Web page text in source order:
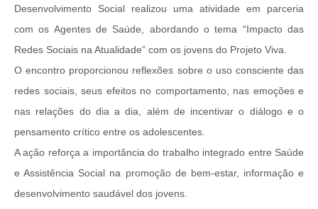
Desenvolvimento Social realizou uma atividade em parceria
com os Agentes de Saúde, abordando o tema “Impacto das
Redes Sociais na Atualidade” com os jovens do Projeto Viva.
O encontro proporcionou reflexões sobre o uso consciente das
redes sociais, seus efeitos no comportamento, nas emoções e
nas relações do dia a dia, além de incentivar o diálogo e o
pensamento crítico entre os adolescentes.
A ação reforça a importância do trabalho integrado entre Saúde
e Assistência Social na promoção de bem-estar, informação e
desenvolvimento saudável dos jovens.